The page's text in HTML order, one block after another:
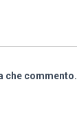
che commento.